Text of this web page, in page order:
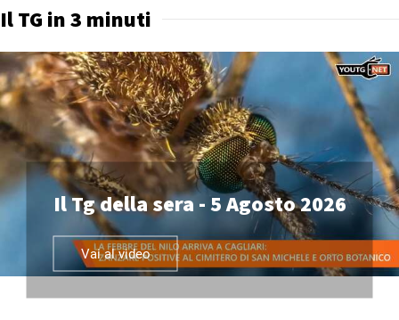
Il TG in 3 minuti
Il Tg della sera - 5 Agosto 2026
Vai al video